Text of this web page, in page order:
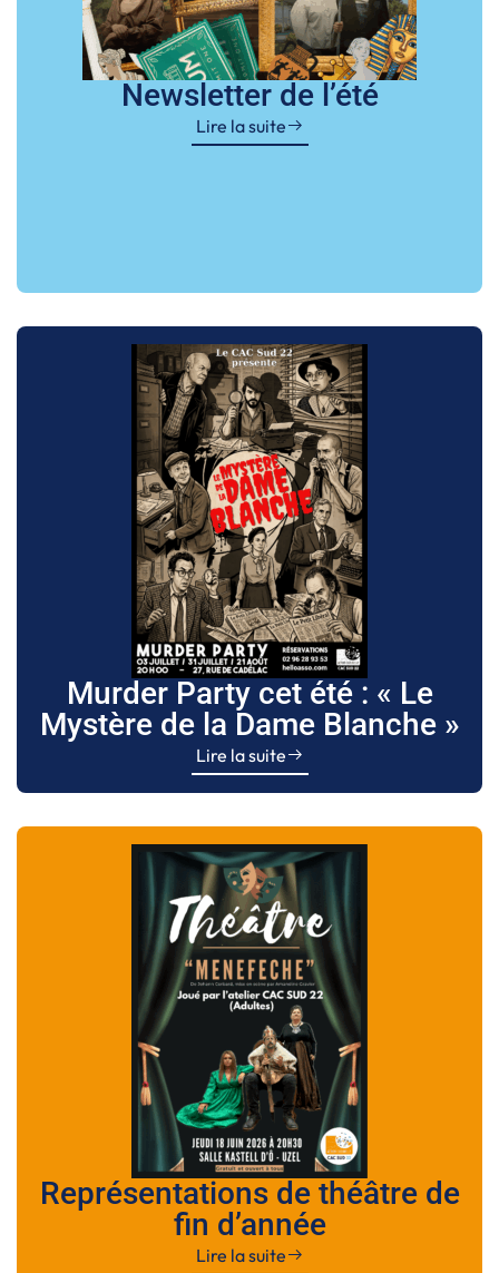
Newsletter de l’été
Lire la suite
Murder Party cet été : « Le
Mystère de la Dame Blanche »
Lire la suite
Représentations de théâtre de
fin d’année
Lire la suite